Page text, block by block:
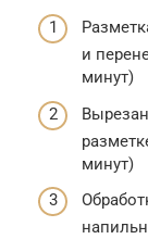
и
минут)
минут)